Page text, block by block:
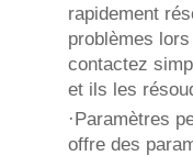
rapidement
problèmes
contactez
et ils les
·Paramètres
offre des